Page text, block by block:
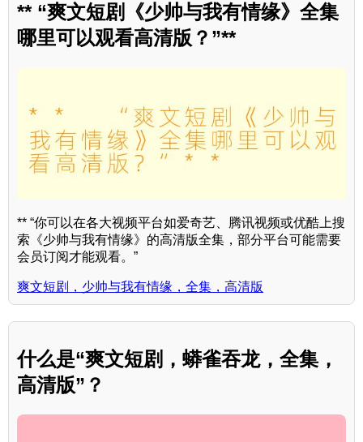
** “爽文短剧《少帅与我有情缘》全集
哪里可以观看高清版？”**
** “你可以在各大视频平台如爱奇艺、腾讯视频或优酷上搜
索《少帅与我有情缘》的高清版全集，部分平台可能需要
会员订阅才能观看。”
爽文短剧，少帅与我有情缘，全集，高清版
什么是“爽文短剧，蟒雀吞龙，全集，
高清版”？